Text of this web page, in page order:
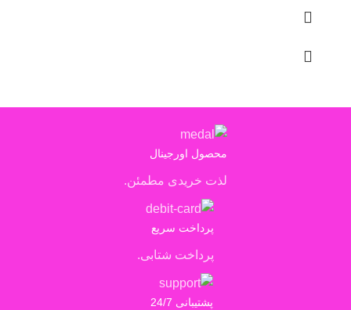
محصول اورجینال
لذت خریدی مطمئن.
پرداخت سریع
پرداخت شتابی.
پشتیبانی 24/7